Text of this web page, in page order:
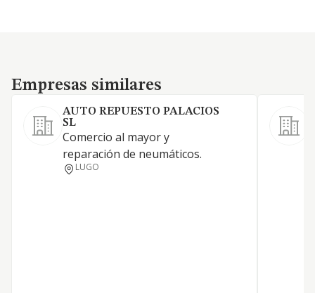
Empresas similares
Empresas similares
AUTO REPUESTO PALACIOS
SL
Comercio al mayor y
reparación de neumáticos.
LUGO